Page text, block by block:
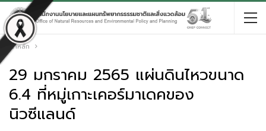
หน้าหลัก
29 มกราคม 2565 แผ่นดินไหวขนาด
6.4 ที่หมู่เกาะเคอร์มาเดคของ
นิวซีแลนด์